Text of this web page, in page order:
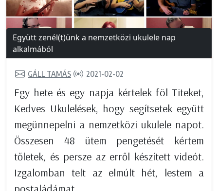
Együtt zenél(t)ünk a nemzetközi ukulele nap
alkalmából
GÁLL TAMÁS 2021-02-02
Egy hete és egy napja kértelek föl Titeket,
Kedves Ukulelések, hogy segítsetek együtt
megünnepelni a nemzetközi ukulele napot.
Összesen 48 ütem pengetését kértem
tőletek, és persze az erről készített videót.
Izgalomban telt az elmúlt hét, lestem a